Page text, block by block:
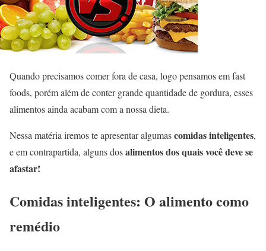
Quando precisamos comer fora de casa, logo pensamos em fast
foods, porém além de conter grande quantidade de gordura, esses
alimentos ainda acabam com a nossa dieta.
Nessa matéria iremos te apresentar algumascomidas inteligentes,
e em contrapartida, alguns dosalimentos dos quais você deve se
afastar!
Comidas inteligentes: O alimento como
remédio